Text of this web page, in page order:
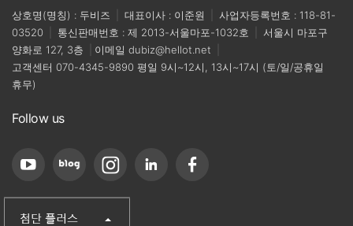
상호명(명칭) : 두비즈 대표이사 : 이준원
사업자등록번호 : 118-81-
03520
통신판매번호 : 제 2013-서울마포-1032호
서울시 마포구
양화로 127, 3층
이메일 dubiz@hellot.net
고객센터 070-4345-9890 평일 9시~12시, 13시~17시 (토/일/공휴일
휴무)
Follow us
(주)첨단